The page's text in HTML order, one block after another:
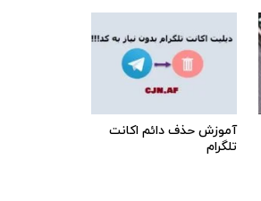
آموزش حذف دائم اکانت
تلگرام